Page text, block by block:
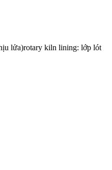
lửa)rotary kiln lining: lớp lót